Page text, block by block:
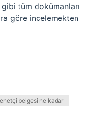
tüm dokümanları
göre incelemekten
belgesi ne kadar